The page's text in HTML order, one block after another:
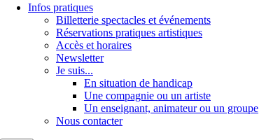
Infos pratiques
Billetterie spectacles et événements
Réservations pratiques artistiques
Accès et horaires
Newsletter
Je suis...
En situation de handicap
Une compagnie ou un artiste
Un enseignant, animateur ou un groupe
Nous contacter